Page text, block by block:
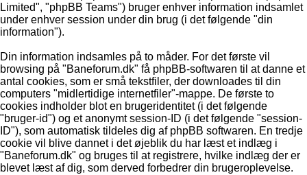
Limited", "phpBB Teams") bruger enhver information indsamlet
under enhver session under din brug (i det følgende "din
information").
Din information indsamles på to måder. For det første vil
browsing på "Baneforum.dk" få phpBB-softwaren til at danne et
antal cookies, som er små tekstfiler, der downloades til din
computers "midlertidige internetfiler"-mappe. De første to
cookies indholder blot en brugeridentitet (i det følgende
"bruger-id") og et anonymt session-ID (i det følgende "session-
ID"), som automatisk tildeles dig af phpBB softwaren. En tredje
cookie vil blive dannet i det øjeblik du har læst et indlæg i
"Baneforum.dk" og bruges til at registrere, hvilke indlæg der er
blevet læst af dig, som derved forbedrer din brugeroplevelse.